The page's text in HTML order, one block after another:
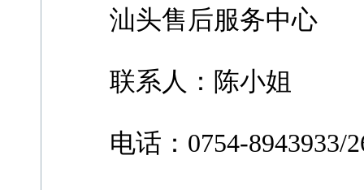
汕头售后服务中心
联系人：陈小姐
电话：0754-8943933/